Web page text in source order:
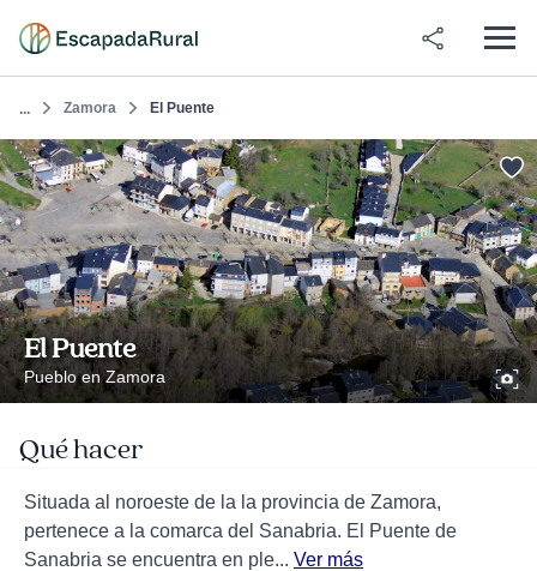
... Zamora El Puente
El Puente
Pueblo en Zamora
Qué hacer
Situada al noroeste de la la provincia de Zamora,
pertenece a la comarca del Sanabria. El Puente de
Sanabria se encuentra en ple... Ver más